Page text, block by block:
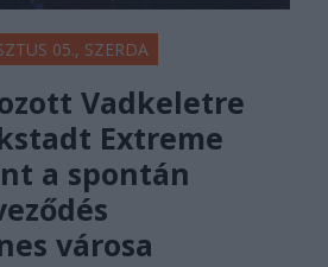
05., SZERDA
Vadkeletre
Extreme
a spontán
városa